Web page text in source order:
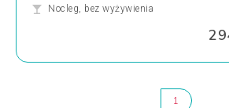
Nocleg, bez wyżywienia
1